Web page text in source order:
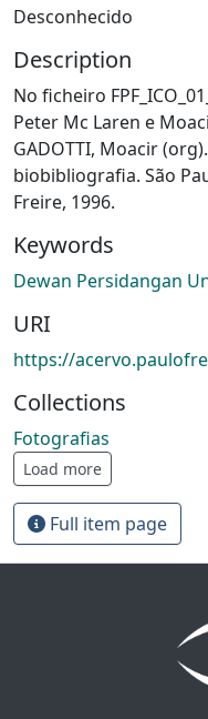
Desconhecido
Description
No ficheiro
Peter Mc Laren e
GADOTTI, Moacir
biobibliografia. São
Freire, 1996.
Keywords
Dewan Persidangan
URI
https://
Collections
Fotografias
Load more
Full item page